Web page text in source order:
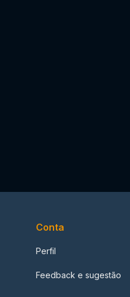
Conta
Perfil
Feedback e sugestão